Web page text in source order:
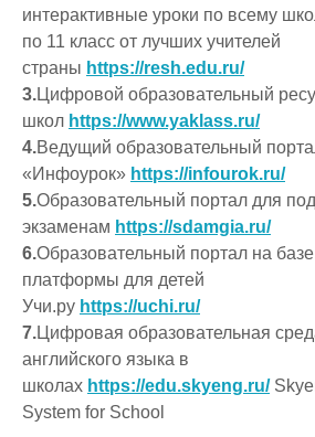
интерактивные уроки по всему
по 11 класс от лучших учителей
страны https://resh.edu.ru/
3.Цифровой образовательный
школ https://www.yaklass.ru/
4.Ведущий образовательный
«Инфоурок» https://infourok.ru/
5.Образовательный портал для
экзаменам https://sdamgia.ru/
6.Образовательный портал на
платформы для детей
Учи.ру https://uchi.ru/
7.Цифровая образовательная
английского языка в
школах https://edu.skyeng.ru/
System for School